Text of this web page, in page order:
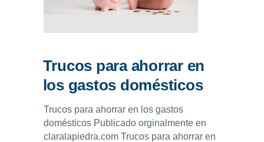
Trucos para ahorrar en
los gastos domésticos
Trucos para ahorrar en los gastos
domésticos Publicado orginalmente en
claralapiedra.com Trucos para ahorrar en